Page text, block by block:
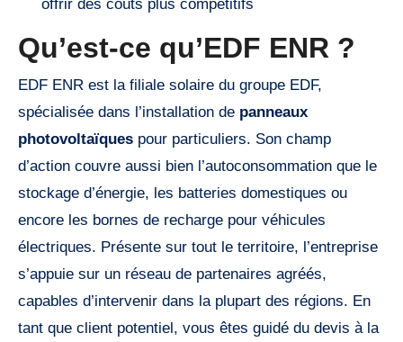
offrir des coûts plus compétitifs
Qu’est-ce qu’EDF ENR ?
EDF ENR est la filiale solaire du groupe EDF,
spécialisée dans l’installation de panneaux
photovoltaïques pour particuliers. Son champ
d’action couvre aussi bien l’autoconsommation que le
stockage d’énergie, les batteries domestiques ou
encore les bornes de recharge pour véhicules
électriques. Présente sur tout le territoire, l’entreprise
s’appuie sur un réseau de partenaires agréés,
capables d’intervenir dans la plupart des régions. En
tant que client potentiel, vous êtes guidé du devis à la